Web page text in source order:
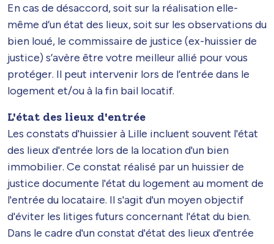
En cas de désaccord, soit sur la réalisation elle-
même d’un état des lieux, soit sur les observations du
bien loué, le commissaire de justice (ex-huissier de
justice) s’avère être votre meilleur allié pour vous
protéger. Il peut intervenir lors de l’entrée dans le
logement et/ou à la fin bail locatif.
L'état des lieux d'entrée
Les constats d'huissier à Lille incluent souvent l'état
des lieux d'entrée lors de la location d'un bien
immobilier. Ce constat réalisé par un huissier de
justice documente l'état du logement au moment de
l'entrée du locataire. Il s'agit d'un moyen objectif
d'éviter les litiges futurs concernant l'état du bien.
Dans le cadre d'un constat d'état des lieux d'entrée